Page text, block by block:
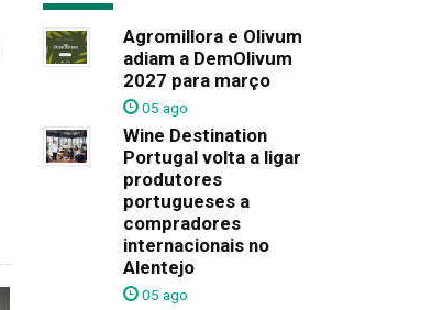
Agromillora e Olivum
adiam a DemOlivum
2027 para março
05 ago
Wine Destination
Portugal volta a ligar
produtores
portugueses a
compradores
internacionais no
Alentejo
05 ago